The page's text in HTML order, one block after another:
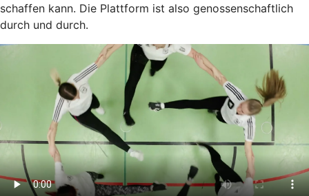
schaffen kann. Die Plattform ist also genossenschaftlich
durch und durch.